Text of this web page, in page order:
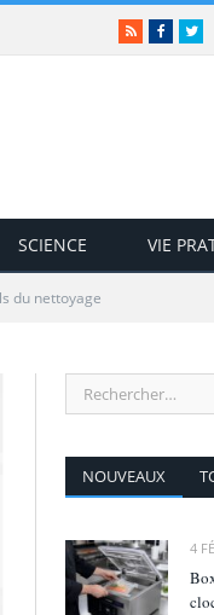
RSSFacebook
SCIENCE VIE
du nettoyage
NOUVEAUX
4